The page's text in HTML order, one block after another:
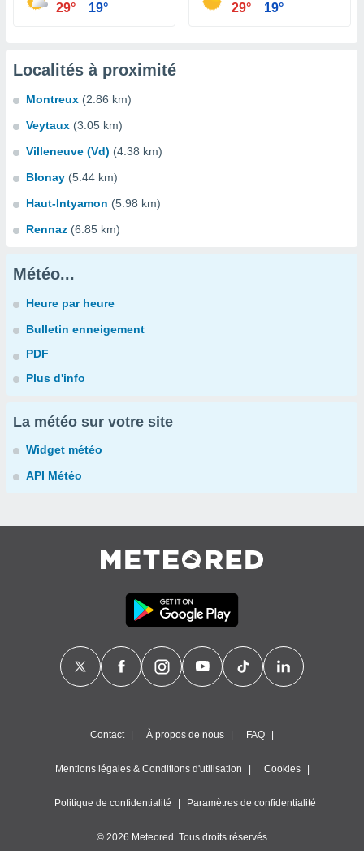
29° 19° 29° 19°
Localités à proximité
Montreux (2.86 km)
Veytaux (3.05 km)
Villeneuve (Vd) (4.38 km)
Blonay (5.44 km)
Haut-Intyamon (5.98 km)
Rennaz (6.85 km)
Météo...
Heure par heure
Bulletin enneigement
PDF
Plus d'info
La météo sur votre site
Widget météo
API Météo
Contact À propos de nous FAQ
Mentions légales & Conditions d'utilisation Cookies
Politique de confidentialité Paramètres de confidentialité
© 2026 Meteored. Tous droits réservés